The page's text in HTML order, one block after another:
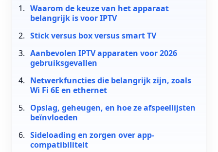
Waarom de keuze van het apparaat
belangrijk is voor IPTV
Stick versus box versus smart TV
Aanbevolen IPTV apparaten voor 2026
gebruiksgevallen
Netwerkfuncties die belangrijk zijn, zoals
Wi Fi 6E en ethernet
Opslag, geheugen, en hoe ze afspeellijsten
beïnvloeden
Sideloading en zorgen over app-
compatibiliteit